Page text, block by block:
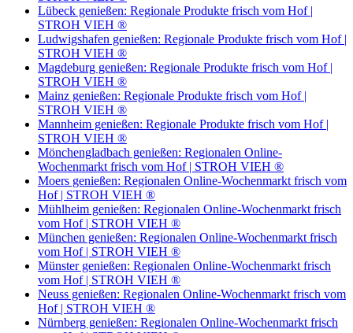
Lübeck genießen: Regionale Produkte frisch vom Hof |
STROH VIEH ®
Ludwigshafen genießen: Regionale Produkte frisch vom Hof |
STROH VIEH ®
Magdeburg genießen: Regionale Produkte frisch vom Hof |
STROH VIEH ®
Mainz genießen: Regionale Produkte frisch vom Hof |
STROH VIEH ®
Mannheim genießen: Regionale Produkte frisch vom Hof |
STROH VIEH ®
Mönchengladbach genießen: Regionalen Online-
Wochenmarkt frisch vom Hof | STROH VIEH ®
Moers genießen: Regionalen Online-Wochenmarkt frisch vom
Hof | STROH VIEH ®
Mühlheim genießen: Regionalen Online-Wochenmarkt frisch
vom Hof | STROH VIEH ®
München genießen: Regionalen Online-Wochenmarkt frisch
vom Hof | STROH VIEH ®
Münster genießen: Regionalen Online-Wochenmarkt frisch
vom Hof | STROH VIEH ®
Neuss genießen: Regionalen Online-Wochenmarkt frisch vom
Hof | STROH VIEH ®
Nürnberg genießen: Regionalen Online-Wochenmarkt frisch